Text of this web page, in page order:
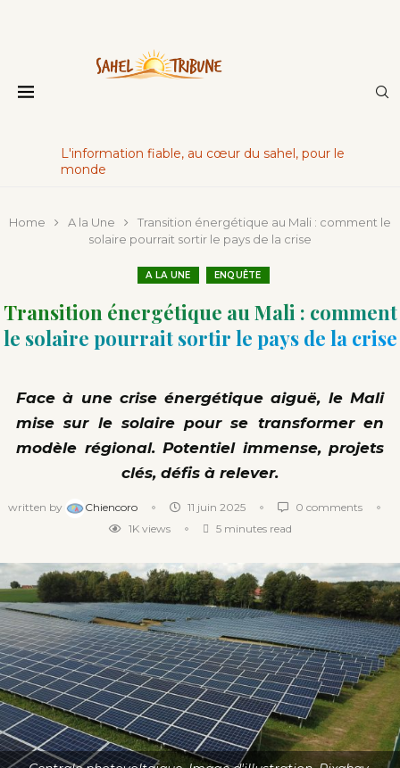
L'information fiable, au cœur du sahel, pour le
monde
Home A la Une
Transition énergétique au Mali : comment le
solaire pourrait sortir le pays de la crise
A LA UNE ENQUÊTE
Transition énergétique au Mali : comment
le solaire pourrait sortir le pays de la crise
Face à une crise énergétique aiguë, le Mali
mise sur le solaire pour se transformer en
modèle régional. Potentiel immense, projets
clés, défis à relever.
written by Chiencoro 11 juin 2025
0 comments
1Kviews 5 minutes read